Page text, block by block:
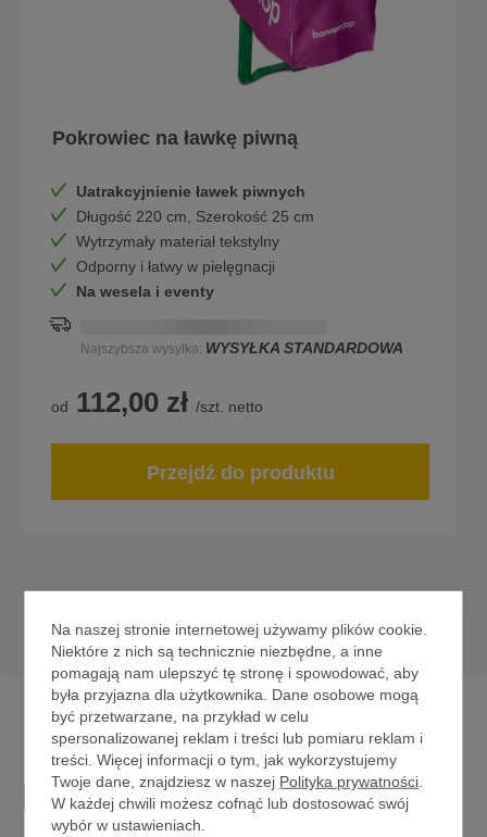
Na naszej stronie internetowej używamy plików cookie.
Niektóre z nich są technicznie niezbędne, a inne
pomagają nam ulepszyć tę stronę i spowodować, aby
była przyjazna dla użytkownika. Dane osobowe mogą
być przetwarzane, na przykład w celu
spersonalizowanej reklam i treści lub pomiaru reklam i
treści. Więcej informacji o tym, jak wykorzystujemy
Twoje dane, znajdziesz w naszej Polityka prywatności
W każdej chwili możesz cofnąć lub dostosować swój
wybór w ustawieniach.
Pokrowiec na ławkę piwną
Uatrakcyjnienie ławek piwnych
Długość 220 cm, Szerokość 25 cm
Wytrzymały materiał tekstylny
Odporny i łatwy w pielęgnacji
Na wesela i eventy
Najszybsza wysyłka: WYSYŁKA STANDARDOWA
od 112,00 zł /szt. netto
Przejdź do produktu
Bezpośredni kontakt z